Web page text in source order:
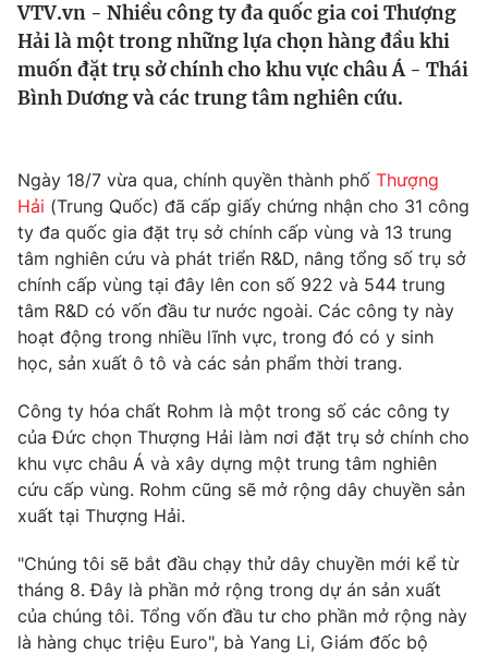
Thế giới
Tin tức
Câu chuyện quốc tế
Tài chính
Thị trường
Góc doanh nghiệp
Dữ liệu và đời sống
Truyền hình
Phim VTV
Hậu trường
Khán giả
Giải sao mai
Giải trí
Điện ảnh
Âm nhạc
Sao
Đời sống
Du lịch
Làm đẹp
Chất lượng cuộc sống
Giáo dục
Tuyển sinh
Học trực tuyến
Công nghệ
Hitech Công nghệ tương lai
Sản phẩm
Thị trường
Giao lưu trực tuyến
Lịch phát sóng
VTV.vn - Nhiều công ty đa quốc gia coi Thượng
Hải là một trong những lựa chọn hàng đầu khi
muốn đặt trụ sở chính cho khu vực châu Á - Thái
Bình Dương và các trung tâm nghiên cứu.
Ngày 18/7 vừa qua, chính quyền thành phố Thượng
Hải (Trung Quốc) đã cấp giấy chứng nhận cho 31 công
ty đa quốc gia đặt trụ sở chính cấp vùng và 13 trung
tâm nghiên cứu và phát triển R&D, nâng tổng số trụ sở
chính cấp vùng tại đây lên con số 922 và 544 trung
tâm R&D có vốn đầu tư nước ngoài. Các công ty này
hoạt động trong nhiều lĩnh vực, trong đó có y sinh
học, sản xuất ô tô và các sản phẩm thời trang.
Công ty hóa chất Rohm là một trong số các công ty
của Đức chọn Thượng Hải làm nơi đặt trụ sở chính cho
khu vực châu Á và xây dựng một trung tâm nghiên
cứu cấp vùng. Rohm cũng sẽ mở rộng dây chuyền sản
xuất tại Thượng Hải.
"Chúng tôi sẽ bắt đầu chạy thử dây chuyền mới kể từ
tháng 8. Đây là phần mở rộng trong dự án sản xuất
của chúng tôi. Tổng vốn đầu tư cho phần mở rộng này
là hàng chục triệu Euro", bà Yang Li, Giám đốc bộ